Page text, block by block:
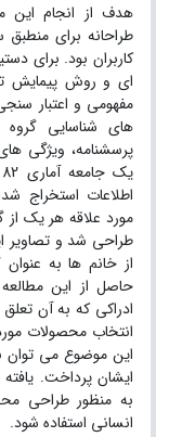
هدف از انجام این
طراحانه برای
کاربران بود. برای
ای و روش پیمایش
مفهومی و اعتبار
های شناسایی گروه
پرسشنامه، ویژگی
اطلاعات استخراج
مورد علاقه هر یک از
طراحی شد و تصاویر
از خانم ها به
حاصل از این
ادراکی که به آن
انتخاب محصولات
این موضوع می توان
ایشان پرداخت.
به منظور طراحی
انسانی استفاده شود.